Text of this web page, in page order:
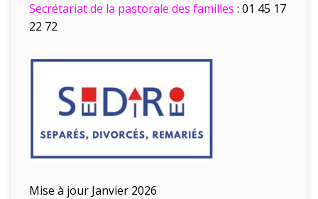
Secrétariat de la pastorale des familles : 01 45 17
22 72
Mise à jour Janvier 2026